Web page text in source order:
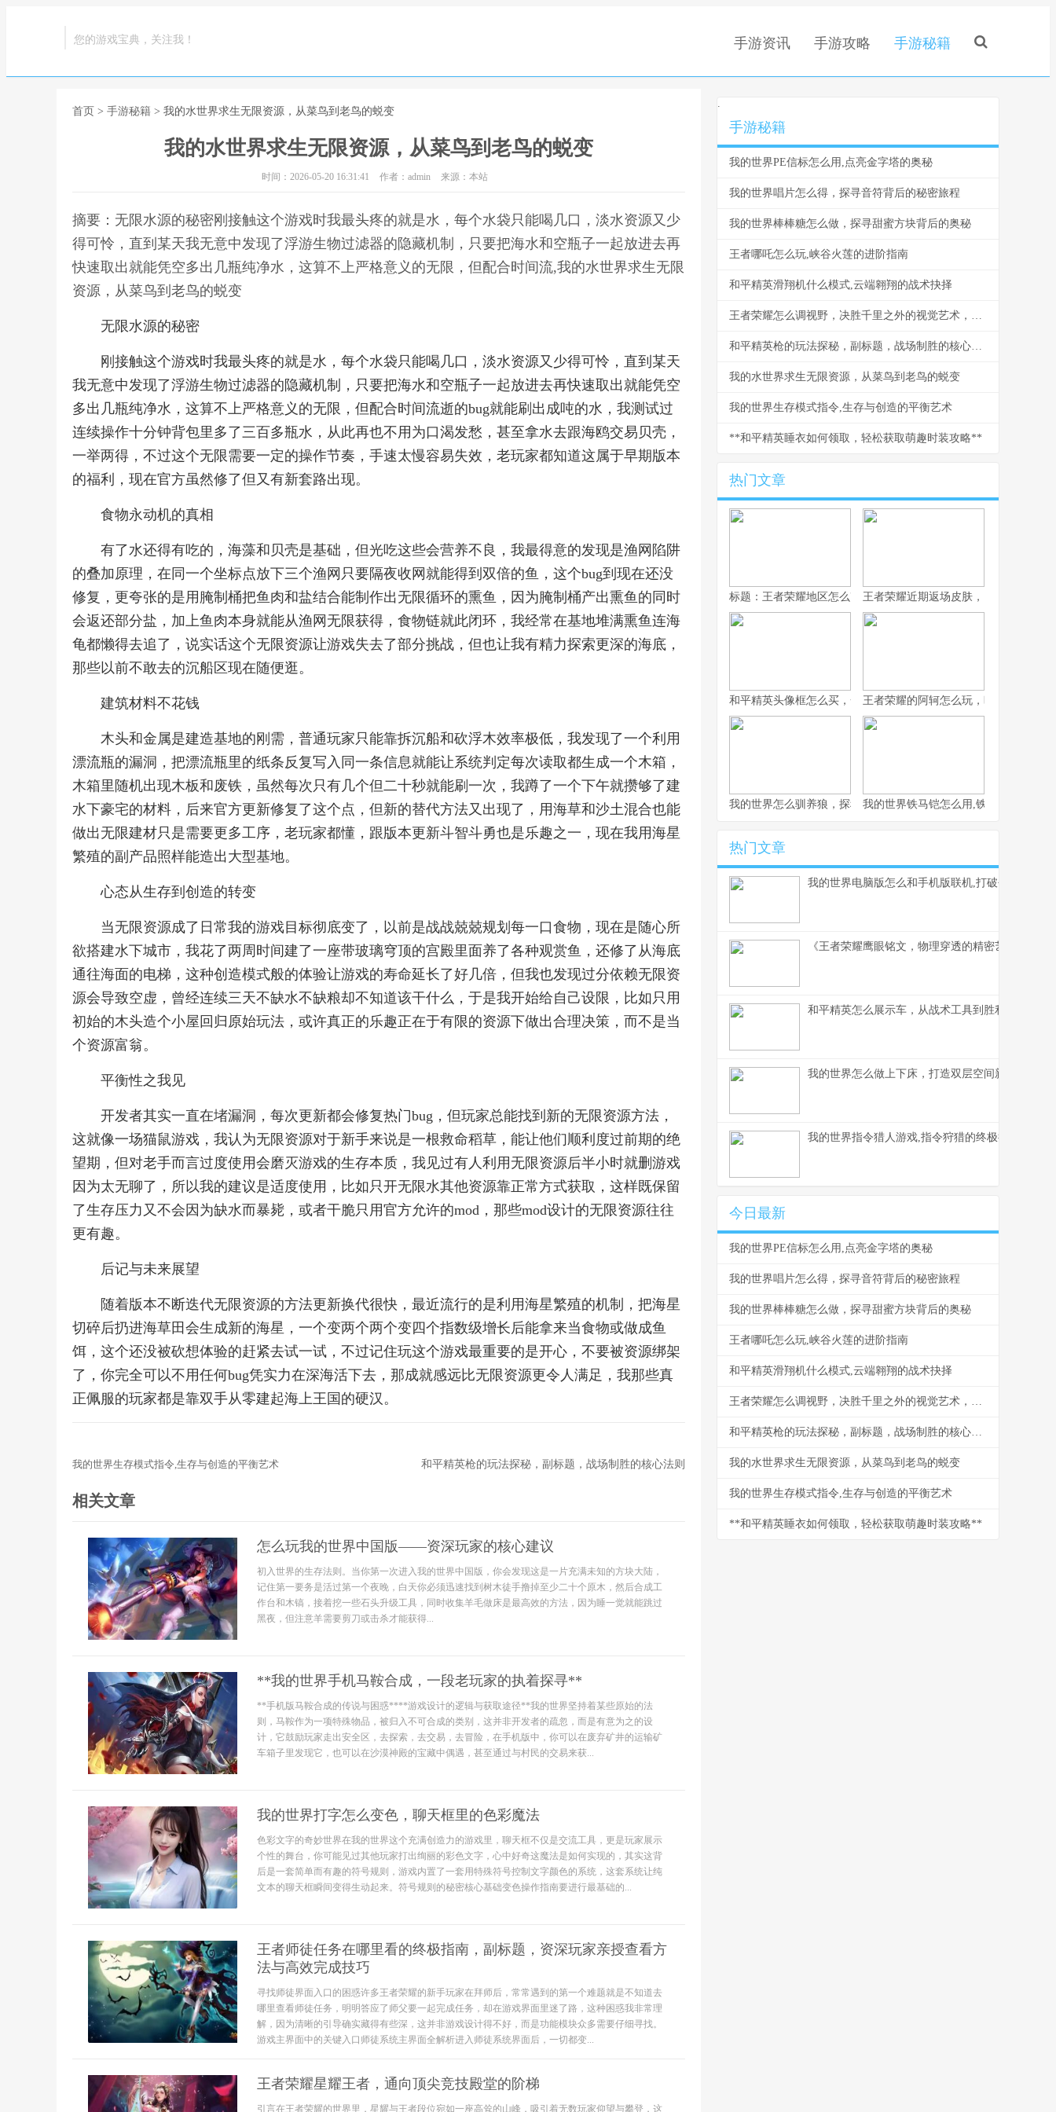
您的游戏宝典，关注我！ 手游资讯 手游攻略 手游秘籍
首页 > 手游秘籍 > 我的水世界求生无限资源，从菜鸟到老鸟的蜕变
我的水世界求生无限资源，从菜鸟到老鸟的蜕变
时间：2026-05-20 16:31:41 作者：admin 来源：本站
摘要：无限水源的秘密刚接触这个游戏时我最头疼的就是水，每个水袋只能喝几口，淡水资源又少
得可怜，直到某天我无意中发现了浮游生物过滤器的隐藏机制，只要把海水和空瓶子一起放进去再
快速取出就能凭空多出几瓶纯净水，这算不上严格意义的无限，但配合时间流,我的水世界求生无限
资源，从菜鸟到老鸟的蜕变
无限水源的秘密
刚接触这个游戏时我最头疼的就是水，每个水袋只能喝几口，淡水资源又少得可怜，直到某天
我无意中发现了浮游生物过滤器的隐藏机制，只要把海水和空瓶子一起放进去再快速取出就能凭空
多出几瓶纯净水，这算不上严格意义的无限，但配合时间流逝的bug就能刷出成吨的水，我测试过
连续操作十分钟背包里多了三百多瓶水，从此再也不用为口渴发愁，甚至拿水去跟海鸥交易贝壳，
一举两得，不过这个无限需要一定的操作节奏，手速太慢容易失效，老玩家都知道这属于早期版本
的福利，现在官方虽然修了但又有新套路出现。
食物永动机的真相
有了水还得有吃的，海藻和贝壳是基础，但光吃这些会营养不良，我最得意的发现是渔网陷阱
的叠加原理，在同一个坐标点放下三个渔网只要隔夜收网就能得到双倍的鱼，这个bug到现在还没
修复，更夸张的是用腌制桶把鱼肉和盐结合能制作出无限循环的熏鱼，因为腌制桶产出熏鱼的同时
会返还部分盐，加上鱼肉本身就能从渔网无限获得，食物链就此闭环，我经常在基地堆满熏鱼连海
龟都懒得去追了，说实话这个无限资源让游戏失去了部分挑战，但也让我有精力探索更深的海底，
那些以前不敢去的沉船区现在随便逛。
建筑材料不花钱
木头和金属是建造基地的刚需，普通玩家只能靠拆沉船和砍浮木效率极低，我发现了一个利用
漂流瓶的漏洞，把漂流瓶里的纸条反复写入同一条信息就能让系统判定每次读取都生成一个木箱，
木箱里随机出现木板和废铁，虽然每次只有几个但二十秒就能刷一次，我蹲了一个下午就攒够了建
水下豪宅的材料，后来官方更新修复了这个点，但新的替代方法又出现了，用海草和沙土混合也能
做出无限建材只是需要更多工序，老玩家都懂，跟版本更新斗智斗勇也是乐趣之一，现在我用海星
繁殖的副产品照样能造出大型基地。
心态从生存到创造的转变
当无限资源成了日常我的游戏目标彻底变了，以前是战战兢兢规划每一口食物，现在是随心所
欲搭建水下城市，我花了两周时间建了一座带玻璃穹顶的宫殿里面养了各种观赏鱼，还修了从海底
通往海面的电梯，这种创造模式般的体验让游戏的寿命延长了好几倍，但我也发现过分依赖无限资
源会导致空虚，曾经连续三天不缺水不缺粮却不知道该干什么，于是我开始给自己设限，比如只用
初始的木头造个小屋回归原始玩法，或许真正的乐趣正在于有限的资源下做出合理决策，而不是当
个资源富翁。
平衡性之我见
开发者其实一直在堵漏洞，每次更新都会修复热门bug，但玩家总能找到新的无限资源方法，
这就像一场猫鼠游戏，我认为无限资源对于新手来说是一根救命稻草，能让他们顺利度过前期的绝
望期，但对老手而言过度使用会磨灭游戏的生存本质，我见过有人利用无限资源后半小时就删游戏
因为太无聊了，所以我的建议是适度使用，比如只开无限水其他资源靠正常方式获取，这样既保留
了生存压力又不会因为缺水而暴毙，或者干脆只用官方允许的mod，那些mod设计的无限资源往往
更有趣。
后记与未来展望
随着版本不断迭代无限资源的方法更新换代很快，最近流行的是利用海星繁殖的机制，把海星
切碎后扔进海草田会生成新的海星，一个变两个两个变四个指数级增长后能拿来当食物或做成鱼
饵，这个还没被砍想体验的赶紧去试一试，不过记住玩这个游戏最重要的是开心，不要被资源绑架
了，你完全可以不用任何bug凭实力在深海活下去，那成就感远比无限资源更令人满足，我那些真
正佩服的玩家都是靠双手从零建起海上王国的硬汉。
我的世界生存模式指令,生存与创造的平衡艺术 和平精英枪的玩法探秘，副标题，战场制胜的核心法则
相关文章
怎么玩我的世界中国版——资深玩家的核心建议
初入世界的生存法则。当你第一次进入我的世界中国版，你会发现这是一片充满未知的方块大陆，
记住第一要务是活过第一个夜晚，白天你必须迅速找到树木徒手撸掉至少二十个原木，然后合成工
作台和木镐，接着挖一些石头升级工具，同时收集羊毛做床是最高效的方法，因为睡一觉就能跳过
黑夜，但注意羊需要剪刀或击杀才能获得...
**我的世界手机马鞍合成，一段老玩家的执着探寻**
**手机版马鞍合成的传说与困惑****游戏设计的逻辑与获取途径**我的世界坚持着某些原始的法
则，马鞍作为一项特殊物品，被归入不可合成的类别，这并非开发者的疏忽，而是有意为之的设
计，它鼓励玩家走出安全区，去探索，去交易，去冒险，在手机版中，你可以在废弃矿井的运输矿
车箱子里发现它，也可以在沙漠神殿的宝藏中偶遇，甚至通过与村民的交易来获...
我的世界打字怎么变色，聊天框里的色彩魔法
色彩文字的奇妙世界在我的世界这个充满创造力的游戏里，聊天框不仅是交流工具，更是玩家展示
个性的舞台，你可能见过其他玩家打出绚丽的彩色文字，心中好奇这魔法是如何实现的，其实这背
后是一套简单而有趣的符号规则，游戏内置了一套用特殊符号控制文字颜色的系统，这套系统让纯
文本的聊天框瞬间变得生动起来。符号规则的秘密核心基础变色操作指南要进行最基础的...
王者师徒任务在哪里看的终极指南，副标题，资深玩家亲授查看方
法与高效完成技巧
寻找师徒界面入口的困惑许多王者荣耀的新手玩家在拜师后，常常遇到的第一个难题就是不知道去
哪里查看师徒任务，明明答应了师父要一起完成任务，却在游戏界面里迷了路，这种困惑我非常理
解，因为清晰的引导确实藏得有些深，这并非游戏设计得不好，而是功能模块众多需要仔细寻找。
游戏主界面中的关键入口师徒系统主界面全解析进入师徒系统界面后，一切都变...
王者荣耀星耀王者，通向顶尖竞技殿堂的阶梯
引言在王者荣耀的世界里，星耀与王者段位宛如一座高耸的山峰，吸引着无数玩家仰望与攀登，这
.
手游秘籍
我的世界PE信标怎么用,点亮金字塔的奥秘
我的世界唱片怎么得，探寻音符背后的秘密旅程
我的世界棒棒糖怎么做，探寻甜蜜方块背后的奥秘
王者哪吒怎么玩,峡谷火莲的进阶指南
和平精英滑翔机什么模式,云端翱翔的战术抉择
王者荣耀怎么调视野，决胜千里之外的视觉艺术，副标题，掌控全局的秘密钥匙
和平精英枪的玩法探秘，副标题，战场制胜的核心法则
我的水世界求生无限资源，从菜鸟到老鸟的蜕变
我的世界生存模式指令,生存与创造的平衡艺术
**和平精英睡衣如何领取，轻松获取萌趣时装攻略**
热门文章
标题：王者荣耀地区怎么改，资深玩家手把手教你
王者荣耀近期返场皮肤，旧梦重燃的
和平精英头像框怎么买，一份资深玩家的选购指南，副标题，从获
王者荣耀的阿轲怎么玩，暗影刀锋的狩
我的世界怎么驯养狼，探秘荒野伙伴驯服之道我的世界铁马铠怎么用,铁骑驰骋的终极
热门文章
我的世界电脑版怎么和手机版联机,打破平台壁垒的
《王者荣耀鹰眼铭文，物理穿透的精密艺术》副
和平精英怎么展示车，从战术工具到胜利符号的蜕
我的世界怎么做上下床，打造双层空间新美学
我的世界指令猎人游戏,指令狩猎的终极挑战
今日最新
我的世界PE信标怎么用,点亮金字塔的奥秘
我的世界唱片怎么得，探寻音符背后的秘密旅程
我的世界棒棒糖怎么做，探寻甜蜜方块背后的奥秘
王者哪吒怎么玩,峡谷火莲的进阶指南
和平精英滑翔机什么模式,云端翱翔的战术抉择
王者荣耀怎么调视野，决胜千里之外的视觉艺术，副标题，掌控全局的秘密钥匙
和平精英枪的玩法探秘，副标题，战场制胜的核心法则
我的水世界求生无限资源，从菜鸟到老鸟的蜕变
我的世界生存模式指令,生存与创造的平衡艺术
**和平精英睡衣如何领取，轻松获取萌趣时装攻略**